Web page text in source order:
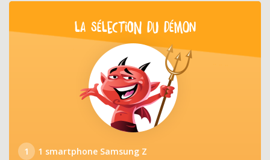
LA SÉLECTION DU DÉMON
1
1 smartphone Samsung Z